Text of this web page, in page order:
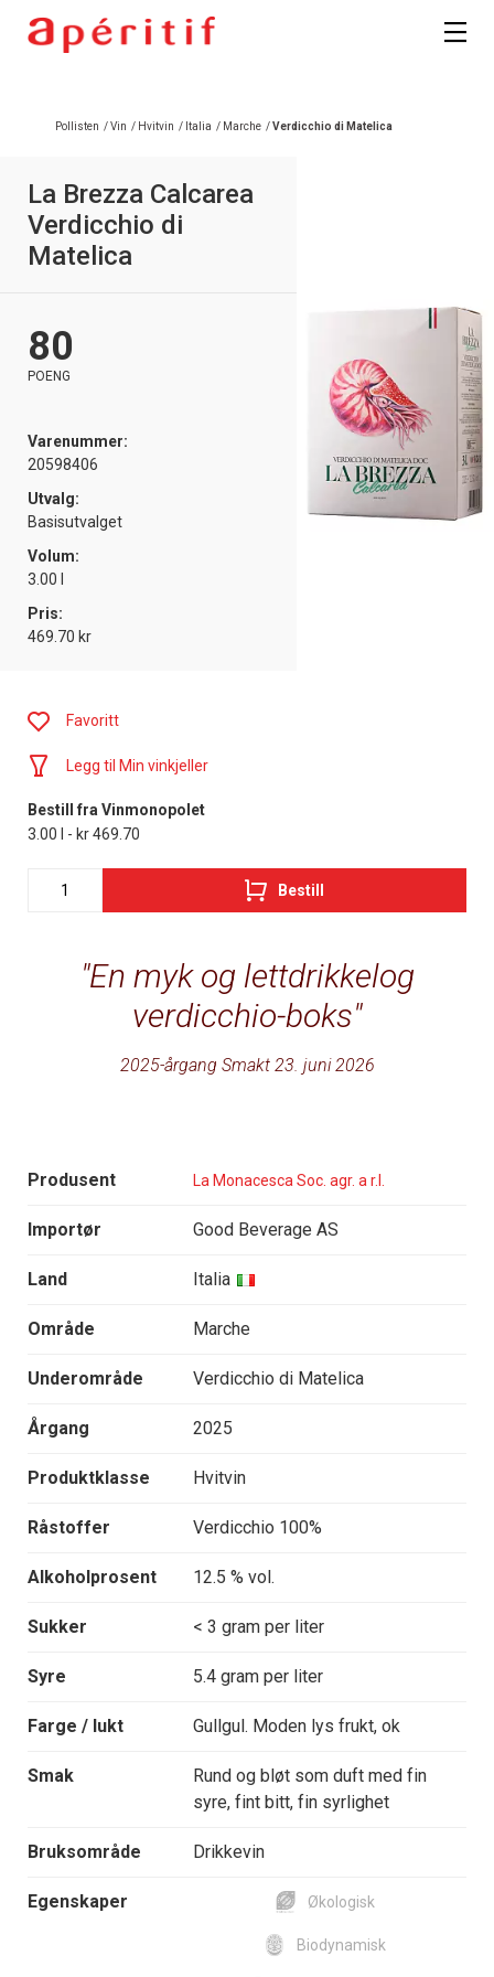
Pollisten /Vin / Hvitvin / Italia / Marche /Verdicchio di Matelica
La Brezza Calcarea
Verdicchio di
Matelica
80
POENG
Varenummer:
20598406
Utvalg:
Basisutvalget
Volum:
3.00 l
Pris:
469.70 kr
En myk og lettdrikkelog
verdicchio-boks
2025-årgang Smakt 23. juni 2026
Produsent La Monacesca Soc. agr. a r.l.
Importør Good Beverage AS
Land Italia
Område Marche
Underområde Verdicchio di Matelica
Årgang 2025
Produktklasse Hvitvin
Råstoffer Verdicchio 100%
Alkoholprosent 12.5 % vol.
Sukker < 3 gram per liter
Syre 5.4 gram per liter
Farge / lukt Gullgul. Moden lys frukt, ok
Smak
Rund og bløt som duft med fin
syre, fint bitt, fin syrlighet
Bruksområde Drikkevin
Egenskaper Økologisk
Biodynamisk
Favoritt
Legg til Min vinkjeller
Bestill fra Vinmonopolet
3.00 l - kr 469.70
Bestill